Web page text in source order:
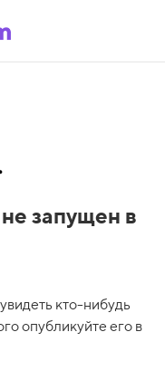
запущен в
кто-нибудь
опубликуйте его в